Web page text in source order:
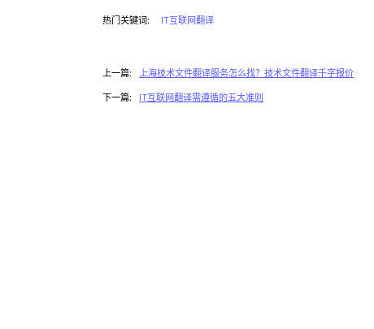
热门关键词: IT互联网翻译
上一篇: 上海技术文件翻译服务怎么找？技术文件翻译千字报价
下一篇: IT互联网翻译需遵循的五大准则